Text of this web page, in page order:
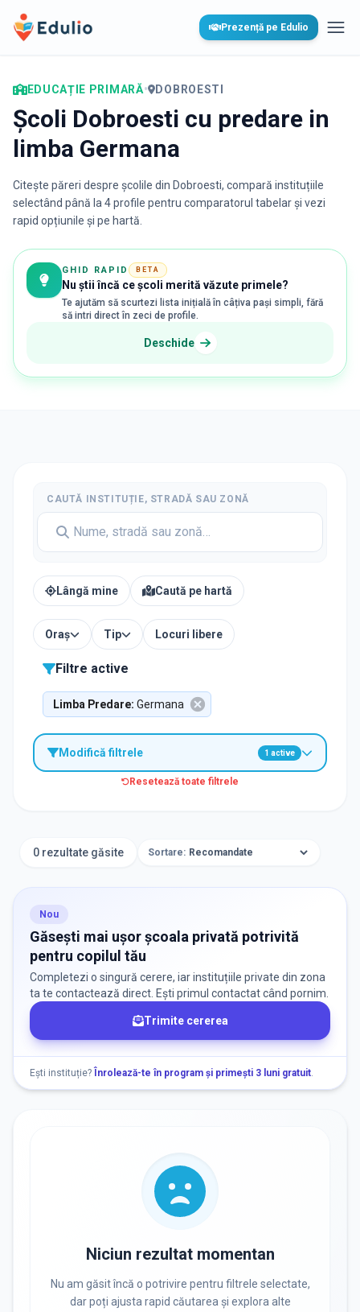
Edulio Prezență pe Edulio
EDUCAȚIE PRIMARĂ• DOBROESTI
Școli Dobroesti cu predare in
limba Germana
Citește păreri despre școlile din Dobroesti, compară instituțiile
selectând până la 4 profile pentru comparatorul tabelar și vezi
rapid opțiunile și pe hartă.
GHID RAPID BETA
Nu știi încă ce școli merită văzute primele?
Te ajutăm să scurtezi lista inițială în câțiva pași simpli, fără
să intri direct în zeci de profile.
Deschide
CAUTĂ INSTITUȚIE, STRADĂ SAU ZONĂ
Lângă mine Caută pe hartă
Oraș Tip Locuri libere
Filtre active
Limba Predare: Germana
Modifică filtrele 1 active
Resetează toate filtrele
Nu există informații despre locuri libere
0 rezultate găsite Sortare:
Nou
Găsești mai ușor școala privată potrivită
pentru copilul tău
Completezi o singură cerere, iar instituțiile private din zona
ta te contactează direct. Ești primul contactat când pornim.
Trimite cererea
Ești instituție? Înrolează-te în program și primești 3 luni gratuit.
Niciun rezultat momentan
Nu am găsit încă o potrivire pentru filtrele selectate,
dar poți ajusta rapid căutarea și explora alte